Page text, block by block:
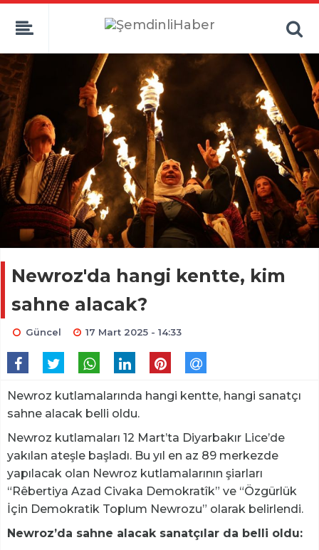
Newroz'da hangi kentte, kim
sahne alacak?
Güncel 17 Mart 2025 - 14:33
Newroz kutlamalarında hangi kentte, hangi sanatçı
sahne alacak belli oldu.
Newroz kutlamaları 12 Mart’ta Diyarbakır Lice’de
yakılan ateşle başladı. Bu yıl en az 89 merkezde
yapılacak olan Newroz kutlamalarının şiarları
“Rêbertiya Azad Civaka Demokratîk” ve “Özgürlük
İçin Demokratik Toplum Newrozu” olarak belirlendi.
Newroz’da sahne alacak sanatçılar da belli oldu: